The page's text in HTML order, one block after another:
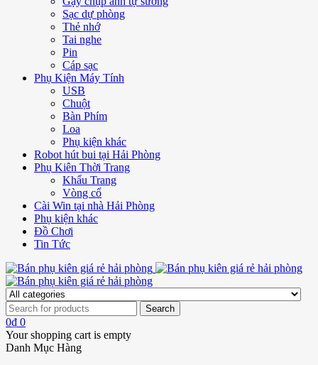
Sạc dự phòng
Thẻ nhớ
Tai nghe
Pin
Cáp sạc
Phụ Kiện Máy Tính
USB
Chuột
Bàn Phím
Loa
Phụ kiện khác
Robot hút bui tại Hải Phòng
Phụ Kiên Thời Trang
Khẩu Trang
Vòng cổ
Cài Win tại nhà Hải Phòng
Phụ kiện khác
Đồ Chơi
Tin Tức
0₫ 0
Your shopping cart is empty
Danh Mục Hàng